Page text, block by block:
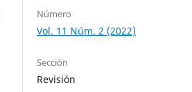
Número
Vol. 11 Núm. 2 (2022)
Sección
Revisión